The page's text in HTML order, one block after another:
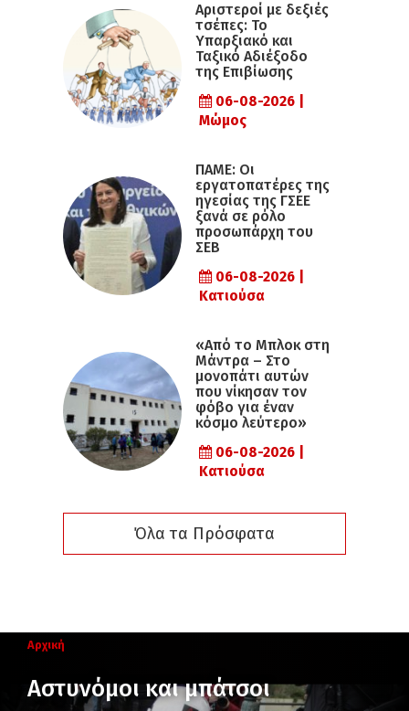
Αριστεροί με δεξιές
τσέπες: Το
Υπαρξιακό και
Ταξικό Αδιέξοδο
της Επιβίωσης
06-08-2026 |
Μώμος
ΠΑΜΕ: Οι
εργατοπατέρες της
ηγεσίας της ΓΣΕΕ
ξανά σε ρόλο
προσωπάρχη του
ΣΕΒ
06-08-2026 |
Κατιούσα
«Από το Μπλοκ στη
Μάντρα – Στο
μονοπάτι αυτών
που νίκησαν τον
φόβο για έναν
κόσμο λεύτερο»
06-08-2026 |
Κατιούσα
Όλα τα Πρόσφατα
Αρχική
Αστυνόμοι και μπάτσοι